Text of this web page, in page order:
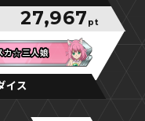
27,967 pt
カ☆三人娘
カ☆三人娘
カ☆三人娘
イス